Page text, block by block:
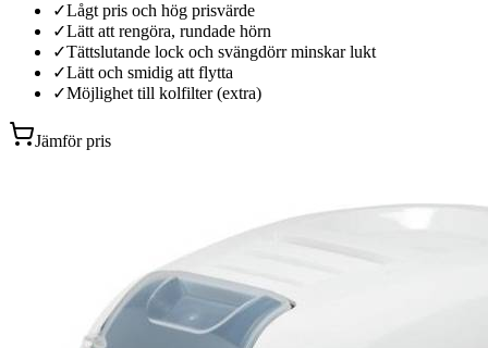
✓Lågt pris och hög prisvärde
✓Lätt att rengöra, rundade hörn
✓Tättslutande lock och svängdörr minskar lukt
✓Lätt och smidig att flytta
✓Möjlighet till kolfilter (extra)
Jämför pris